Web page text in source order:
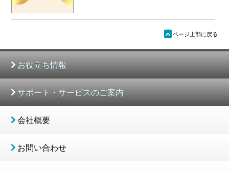
ü ページ上部に戻る
お役立ち情報
サポート・サービスのご案内
会社概要
お問い合わせ